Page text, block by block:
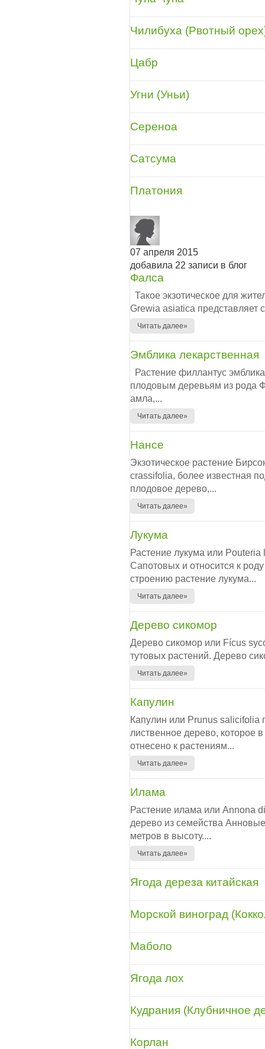
Чилибуха (Рвотный
Цабр
Угни (Уньи)
Сереноа
Сатсума
Платония
07 апреля 2015
добавила 22 записи в блог
Фалса
Такое экзотическое для
Grewia asiatica представляет
Читать далее»
Эмблика лекарственная
Растение филлантус
плодовым деревьям из рода
амла,...
Читать далее»
Нансе
Экзотическое растение
crassifolia, более известная
плодовое дерево,...
Читать далее»
Лукума
Растение лукума или
Сапотовых и относится к
строению растение лукума...
Читать далее»
Дерево сикомор
Дерево сикомор или Fícus
тутовых растений. Дерево
Читать далее»
Капулин
Капулин или Prunus salicifolia
лиственное дерево, которое
отнесено к растениям...
Читать далее»
Илама
Растение илама или Annona
дерево из семейства
метров в высоту....
Читать далее»
Ягода дереза китайская
Морской виноград
Маболо
Ягода лох
Кудрания (Клубничное
Корлан